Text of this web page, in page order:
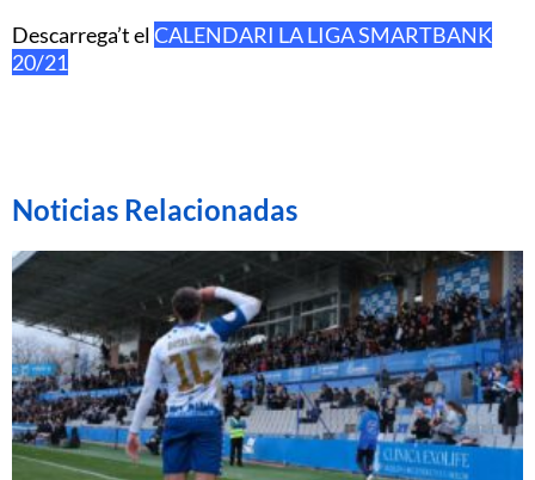
Descarrega’t elCALENDARI LA LIGA SMARTBANK
20/21
Noticias Relacionadas